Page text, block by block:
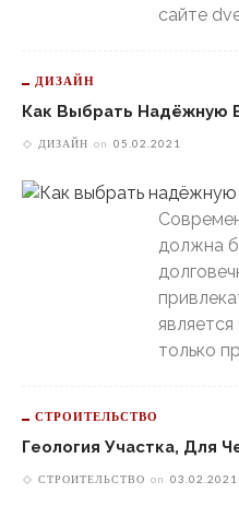
сайте
ДИЗАЙН
Как Выбрать Надёжную
ДИЗАЙН on 05.02.2021
должна
только
СТРОИТЕЛЬСТВО
Геология Участка, Для
СТРОИТЕЛЬСТВО on 03.02.2021